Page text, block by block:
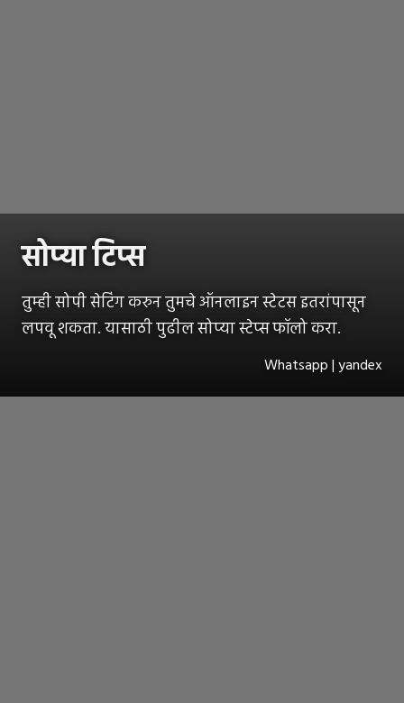
सोप्या टिप्स
तुम्ही सोपी सेटिंग करुन तुमचे ऑनलाइन स्टेटस इतरांपासून
लपवू शकता. यासाठी पुढील सोप्या स्टेप्स फॉलो करा.
Whatsapp | yandex